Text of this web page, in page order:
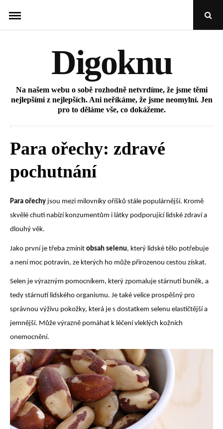
content
Open
Digoknu
Na našem webu o sobě rozhodně netvrdíme, že jsme těmi
nejlepšími z nejlepších. Ani neříkáme, že jsme neomylní. Jen
pro to děláme vše, co dokážeme.
Para ořechy: zdravé
pochutnání
Para ořechy jsou mezi milovníky oříšků stále populárnější. Kromě
skvělé chuti nabízí konzumentům i látky podporující lidské zdraví a
dlouhý věk.
Jako první je třeba zmínit obsah selenu, který lidské tělo potřebuje
a není moc potravin, ze kterých ho může přirozenou cestou získat.
Selen je výrazným pomocníkem, který zpomaluje stárnutí buněk, a
tedy stárnutí lidského organismu. Je také velice prospěšný pro
správnou výživu pokožky, která je s dostatkem selenu elastičtější a
jemnější. Může výrazně pomáhat k léčení vleklých kožních
onemocnění.